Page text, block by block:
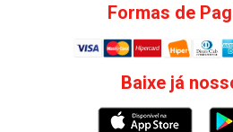
Formas de
Baixe já